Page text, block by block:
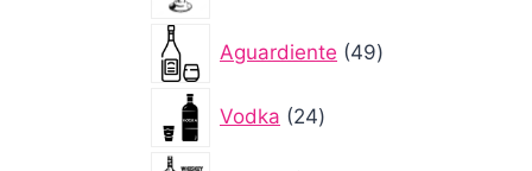
Aguardiente 49
49
productos
Vodka
24
24
productos